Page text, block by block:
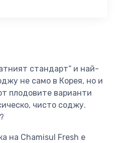
стандарт“ и най-
не само в Корея, но и
плодовите варианти
чисто соджу.
на Chamisul Fresh е